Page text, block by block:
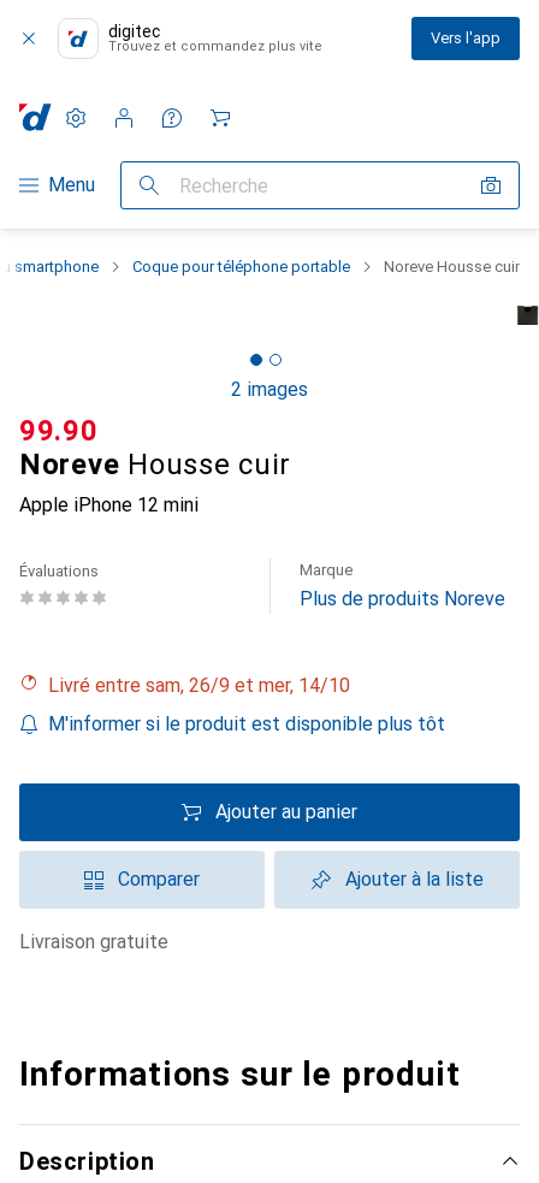
digitec
Trouvez et commandez plus vite Vers l'app
Navigation par catégorie
Menu Recherche
Paramètres
Compte client
Listes de comparaison
Listes d'envies
Panier
smartphone Coque pour téléphone portable Noreve Housse cuir
2 images
Noreve Housse cuir
Apple iPhone 12 mini
CHF
99.90
Évaluations Marque
Plus de produits Noreve
Livré entre sam, 26/9 et mer, 14/10
M'informer si le produit est disponible plus tôt
Ajouter au panier
Comparer Ajouter à la liste
livraison gratuite
Informations sur le produit
Description